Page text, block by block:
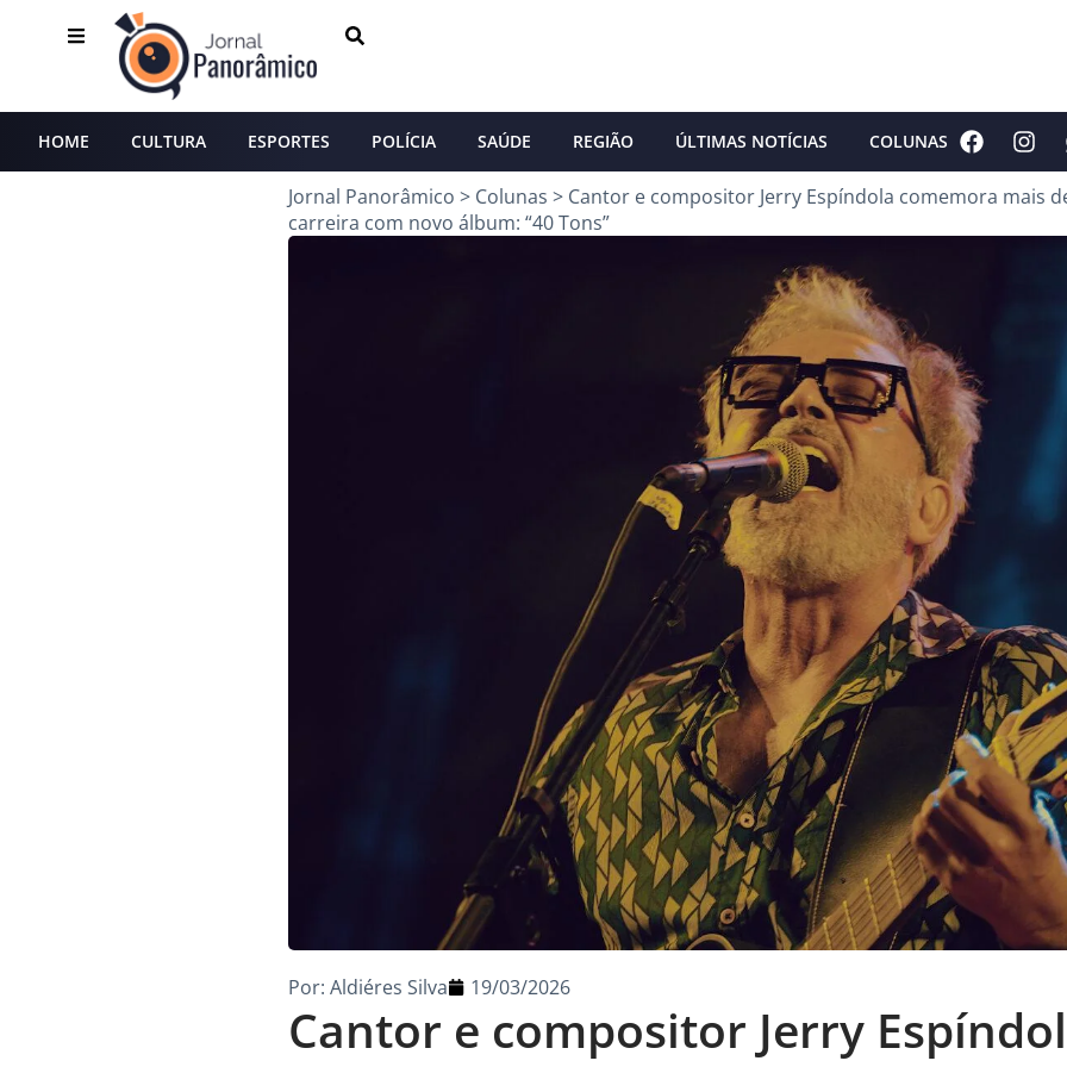
HOME CULTURA ESPORTES POLÍCIA SAÚDE REGIÃO ÚLTIMAS NOTÍCIAS COLUNAS
Jornal Panorâmico > Colunas > Cantor e compositor Jerry Espíndola comemora mais
carreira com novo álbum: “40 Tons”
Cantor e compositor Jerry
Por: Aldiéres Silva 19/03/2026